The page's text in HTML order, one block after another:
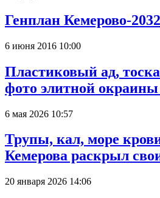
Генплан Кемерово-2032
6 июня 2016 10:00
Пластиковый ад,
фото элитной
6 мая 2026 10:57
Трупы, кал, море
Кемерова раскрыл
20 января 2026 14:06